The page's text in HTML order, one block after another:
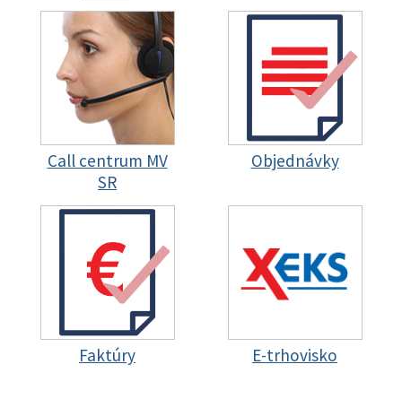
Call centrum MV
SR
Objednávky
Faktúry E-trhovisko